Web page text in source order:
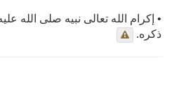
• إكرام الله تعالى نبيه صلى الله
ذكره.